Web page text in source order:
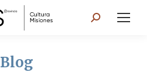
Search:
Blog